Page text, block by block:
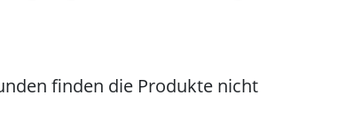
finden die Produkte nicht